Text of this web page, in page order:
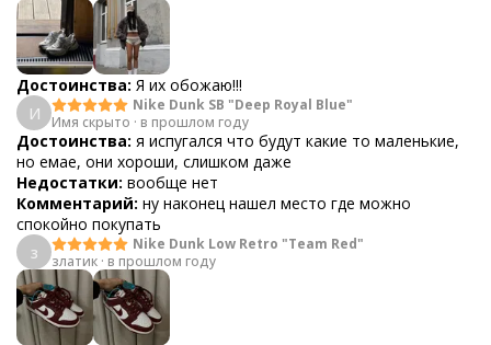
Достоинства: Я их обожаю!!!
И
Nike Dunk SB "Deep Royal Blue"
Имя скрыто · в прошлом году
Достоинства: я испугался что будут какие то маленькие,
но емае, они хороши, слишком даже
Недостатки: вообще нет
Комментарий: ну наконец нашел место где можно
спокойно покупать
з
Nike Dunk Low Retro "Team Red"
златик · в прошлом году